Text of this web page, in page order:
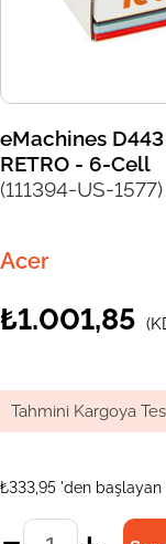
eMachines
RETRO - 6-Cell
(111394-US-1577)
Acer
₺1.001,85
Tahmini Kargoya
₺333,95 'den